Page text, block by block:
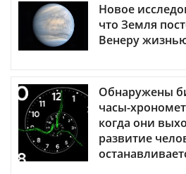
Новое
что Земля
Венеру
Обнаружены
часы-
когда они
развитие